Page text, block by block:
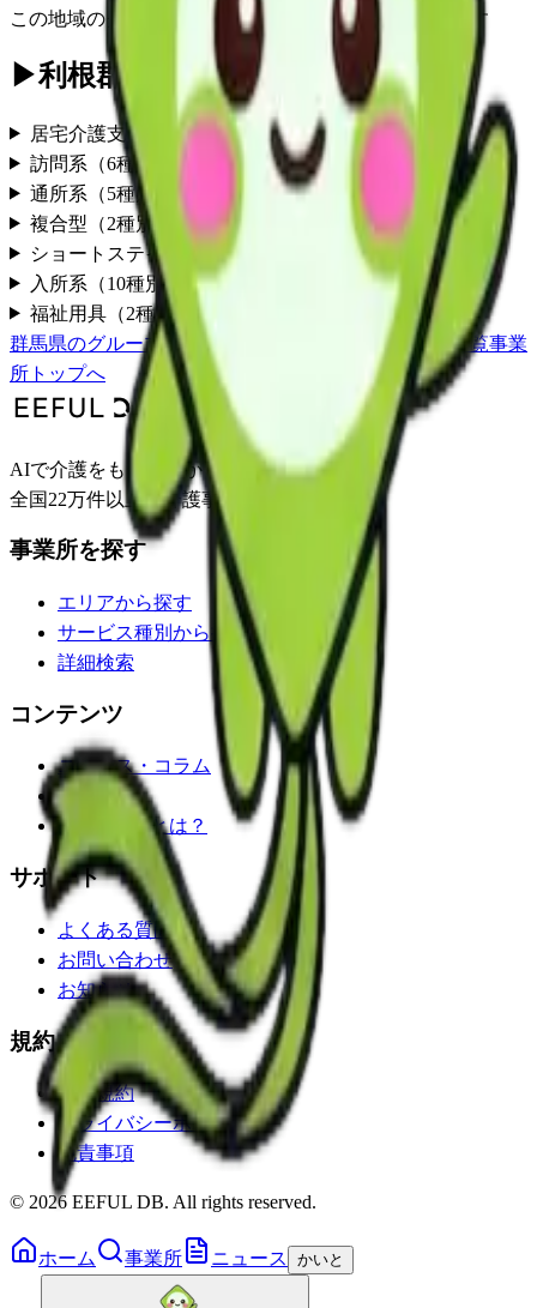
この地域の グループホーム事業所情報は現在準備中です
▶利根郡片品村の他のサービス
居宅介護支援
種別）
訪問系 （6種別）
通所系 （5種別）
複合型 （2種別）
ショートステイ（
種別）
入所系 （10種別）
福祉用具（2種別）
群馬県のグループホーム の事業所一覧事業
所トップへ
AIで介護をもっとわかりやすく。
全国22万件以上の介護事業所情報を掲載。
事業所を探す
エリアから探す
サービス種別から探す
詳細検索
コンテンツ
ニュース・コラム
イベント
EEFUL DBとは？
サポート
よくある質問
お問い合わせ
お知らせ
規約・ポリシー
利用規約
プライバシーポリシー
免責事項
© 2026 EEFUL DB. All rights reserved.
ホーム 事業所 ニュース かいと